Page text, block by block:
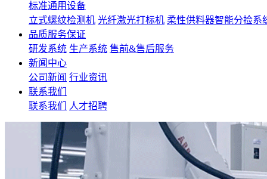
标准通用设备
立式螺纹检测机 光纤激光打标机 柔性供料器智能分捡系
品质服务保证
研发系统 生产系统 售前&售后服务
新闻中心
公司新闻 行业资讯
联系我们
联系我们
人才招聘